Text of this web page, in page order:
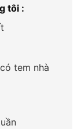
tôi :
tem nhà